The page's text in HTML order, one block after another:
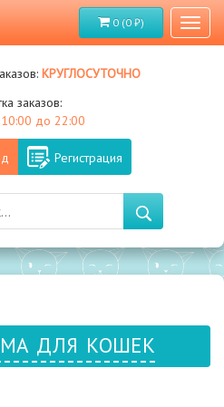
0 (0 ₽)
круглосуточно
заказов:
до 22:00
Регистрация
для кошек